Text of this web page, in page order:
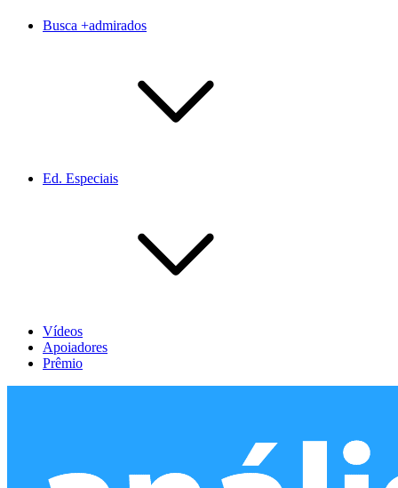
Busca +admirados
Ed. Especiais
Vídeos
Apoiadores
Prêmio